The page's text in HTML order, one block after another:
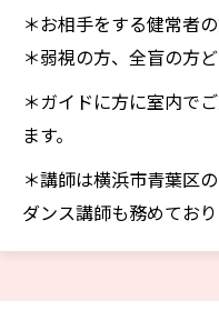
＊お相手をする健常者
＊弱視の方、全盲の方
＊ガイドに方に室内で
ます。
＊講師は横浜市青葉区
ダンス講師も務めており